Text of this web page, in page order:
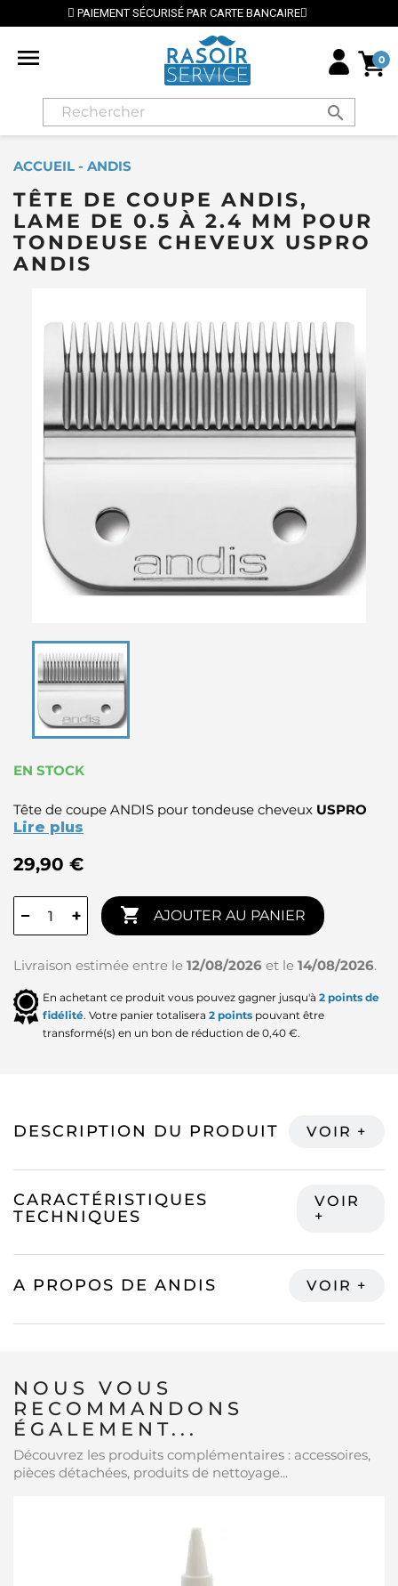
PAR CARTE BANCAIRE ⭐ LIVRAISON
 0
search
ACCUEIL - ANDIS
TÊTE DE COUPE ANDIS,
LAME DE 0.5 À 2.4 MM POUR
TONDEUSE CHEVEUX USPRO
ANDIS
EN STOCK
Tête de coupe ANDIS pour tondeuse cheveux USPRO
Lire plus
29,90 €
− +  AJOUTER AU PANIER
Livraison estimée entre le 12/08/2026 et le 14/08/2026.
En achetant ce produit vous pouvez gagner jusqu'à 2 points de
fidélité. Votre panier totalisera 2 points pouvant être
transformé(s) en un bon de réduction de 0,40 €.
DESCRIPTION DU PRODUIT
CARACTÉRISTIQUES
TECHNIQUES
A PROPOS DE ANDIS
NOUS VOUS
RECOMMANDONS
ÉGALEMENT...
Découvrez les produits complémentaires : accessoires,
pièces détachées, produits de nettoyage...